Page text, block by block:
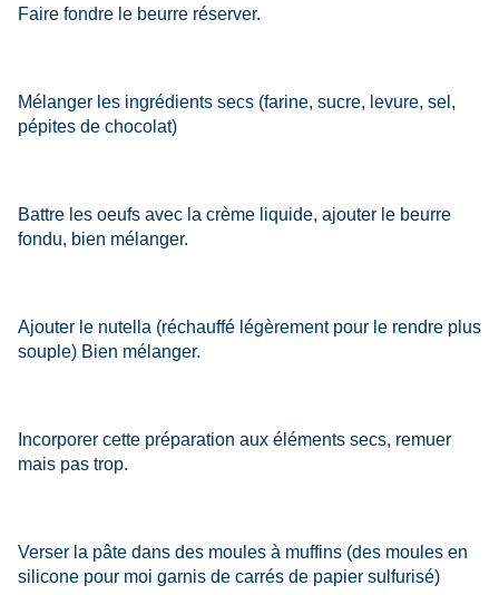
Faire fondre le beurre réserver.
Mélanger les ingrédients secs (farine, sucre, levure, sel,
pépites de chocolat)
Battre les oeufs avec la crème liquide, ajouter le beurre
fondu, bien mélanger.
Ajouter le nutella (réchauffé légèrement pour le rendre plus
souple) Bien mélanger.
Incorporer cette préparation aux éléments secs, remuer
mais pas trop.
Verser la pâte dans des moules à muffins (des moules en
silicone pour moi garnis de carrés de papier sulfurisé)